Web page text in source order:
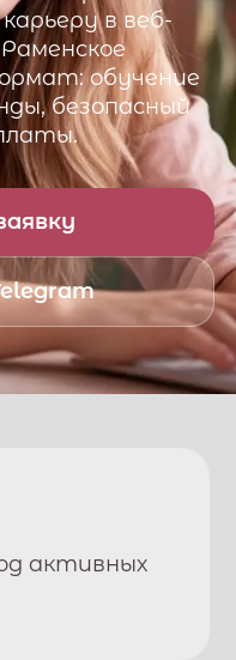
в веб-
Раменское
обучение
безопасный
активных